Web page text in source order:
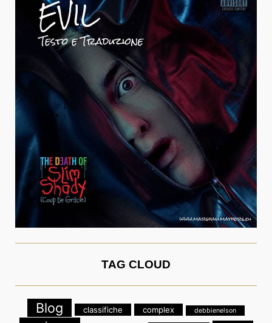
TAG CLOUD
Blog classifiche complex debbienelson